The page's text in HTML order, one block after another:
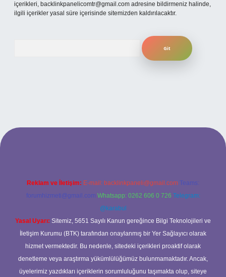
içerikleri, backlinkpanelicomtr@gmail.com adresine bildirmeniz halinde,
ilgili içerikler yasal süre içerisinde sitemizden kaldırılacaktır.
yeni giriş
Reklam ve İletişim: E-mail: backlinkpaneli@gmail.com Teams:
forumhizmeti@gmail.com Whatsapp: 0262 606 0 726 Telegram:
@karabul
Yasal Uyarı: Sitemiz, 5651 Sayılı Kanun gereğince Bilgi Teknolojileri ve
İletişim Kurumu (BTK) tarafından onaylanmış bir Yer Sağlayıcı olarak
hizmet vermektedir. Bu nedenle, sitedeki içerikleri proaktif olarak
denetleme veya araştırma yükümlülüğümüz bulunmamaktadır. Ancak,
üyelerimiz yazdıkları içeriklerin sorumluluğunu taşımakta olup, siteye